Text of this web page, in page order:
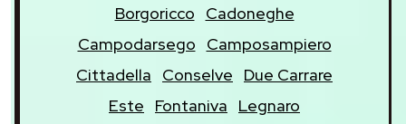
Borgoricco
Cadoneghe
Campodarsego
Camposampiero
Cittadella
Conselve
Due Carrare
Este
Fontaniva
Legnaro